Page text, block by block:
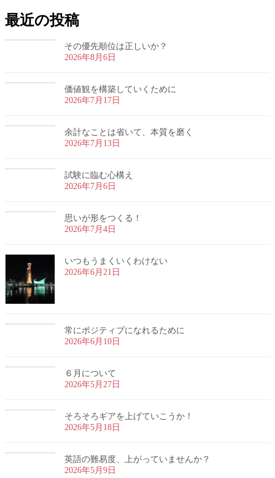
最近の投稿
その優先順位は正しいか？
2026年8月6日
価値観を構築していくために
2026年7月17日
余計なことは省いて、本質を磨く
2026年7月13日
試験に臨む心構え
2026年7月6日
思いが形をつくる！
2026年7月4日
いつもうまくいくわけない
2026年6月21日
常にポジティブになれるために
2026年6月10日
６月について
2026年5月27日
そろそろギアを上げていこうか！
2026年5月18日
英語の難易度、上がっていませんか？
2026年5月9日